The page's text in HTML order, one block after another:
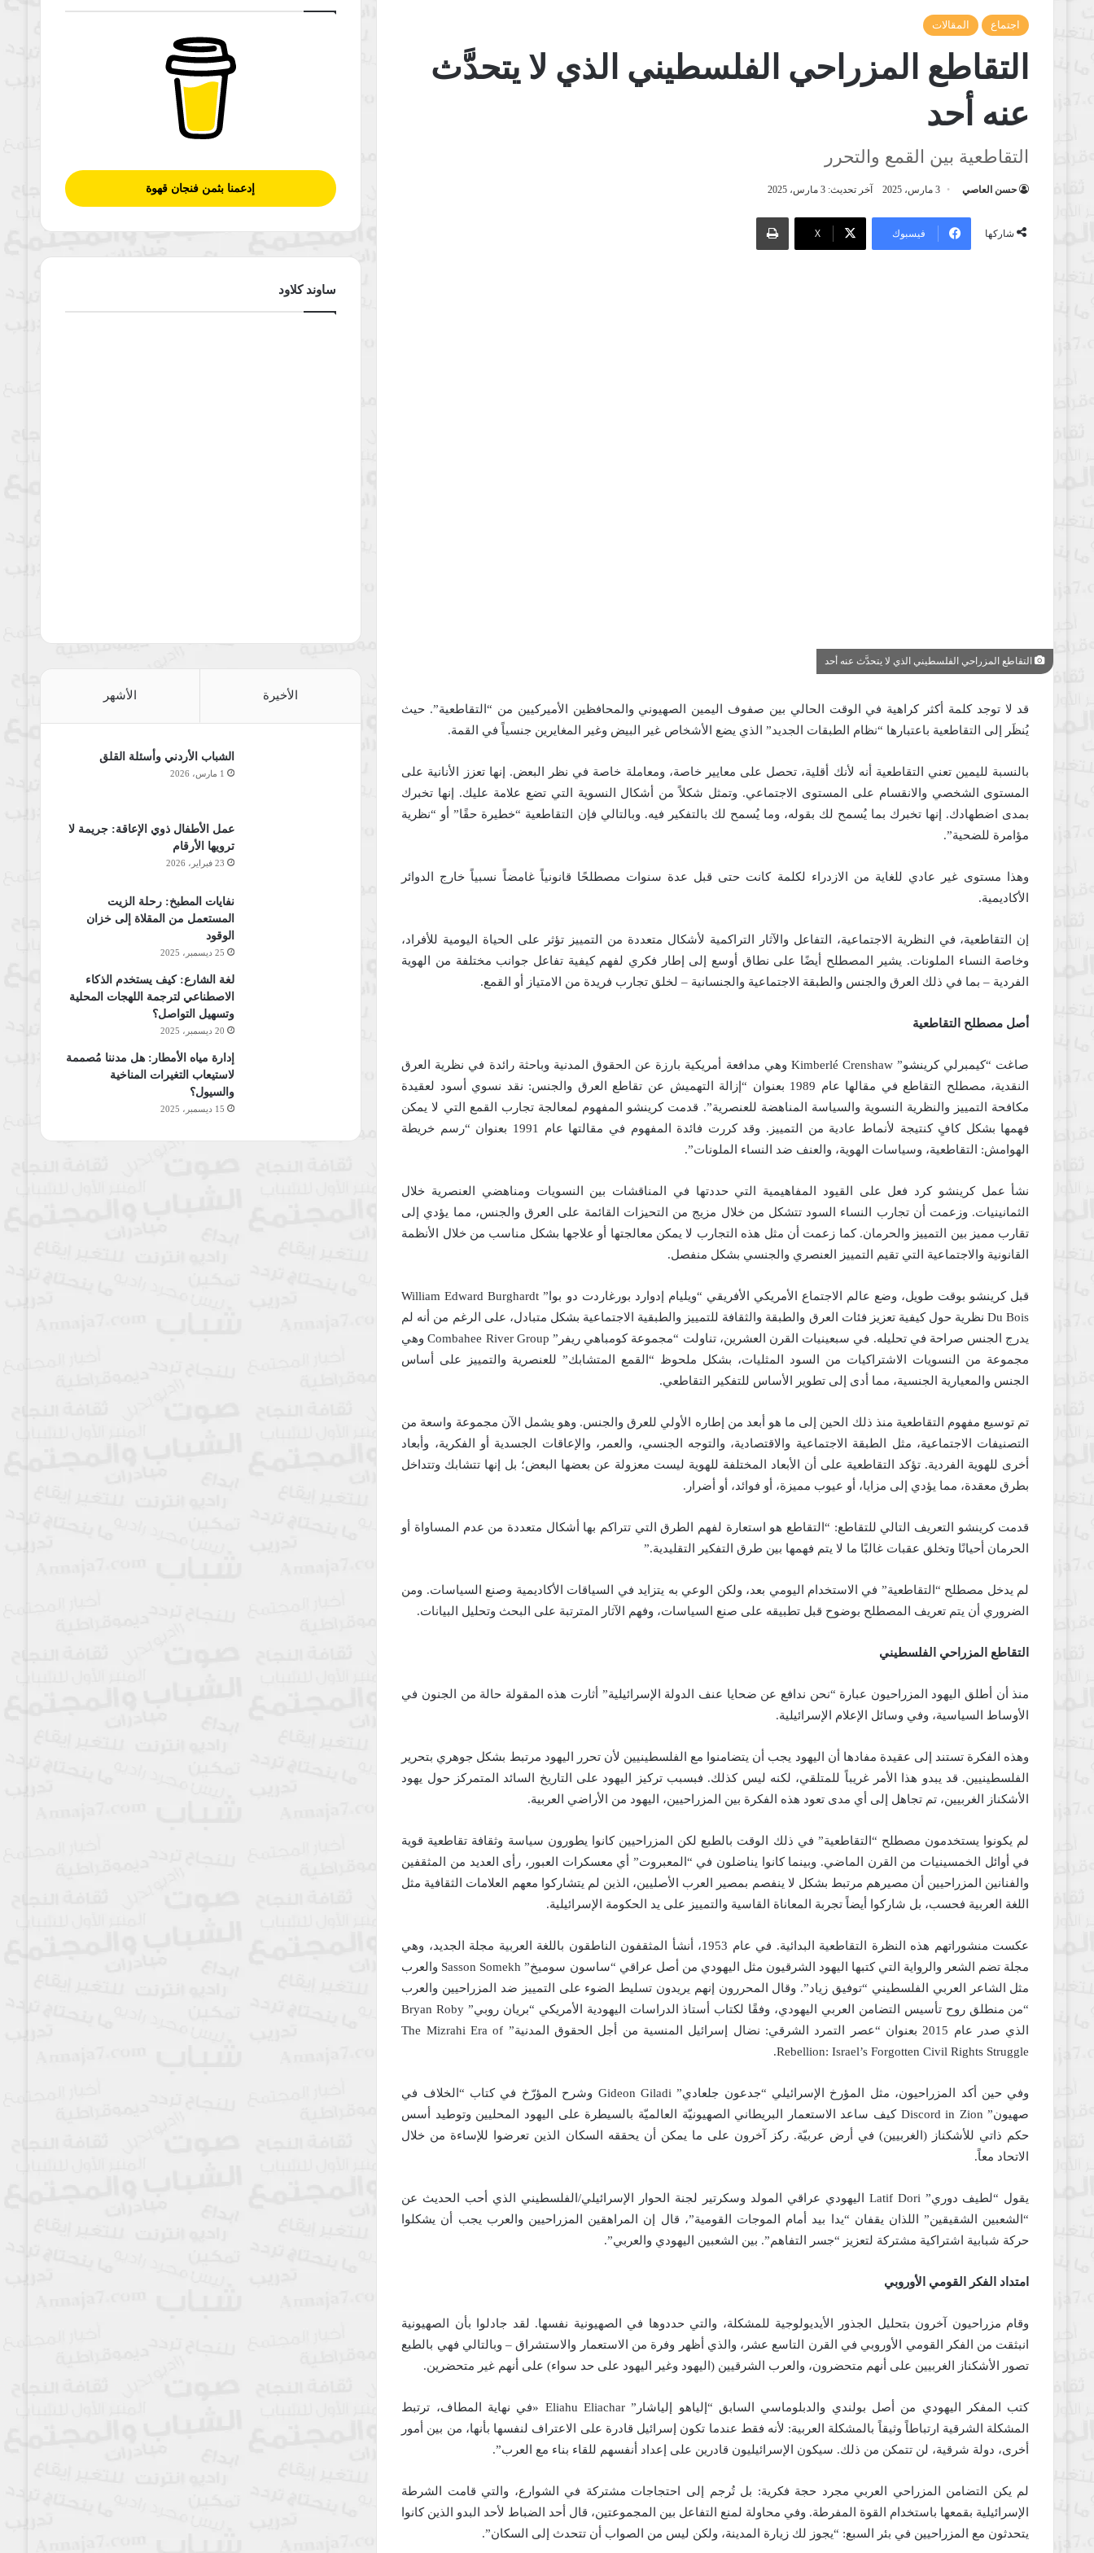
اجتماع المقالات
التقاطع المزراحي الفلسطيني الذي لا يتحدَّث
عنه أحد
التقاطعية بين القمع والتحرر
حسن العاصي 3 مارس، 2025 آخر تحديث: 3 مارس، 2025
شاركها فيسبوك ‫X
طباعة
التقاطع المزراحي الفلسطيني الذي لا يتحدَّث عنه أحد
قد لا توجد كلمة أكثر كراهية في الوقت الحالي بين صفوف اليمين الصهيوني والمحافظين الأميركيين من “التقاطعية”. حيث
يُنظَر إلى التقاطعية باعتبارها “نظام الطبقات الجديد” الذي يضع الأشخاص غير البيض وغير المغايرين جنسياً في القمة.
بالنسبة لليمين تعني التقاطعية أنه لأنك أقلية، تحصل على معايير خاصة، ومعاملة خاصة في نظر البعض. إنها تعزز الأنانية على
المستوى الشخصي والانقسام على المستوى الاجتماعي. وتمثل شكلاً من أشكال النسوية التي تضع علامة عليك. إنها تخبرك
بمدى اضطهادك. إنها تخبرك بما يُسمح لك بقوله، وما يُسمح لك بالتفكير فيه. وبالتالي فإن التقاطعية “خطيرة حقًا” أو “نظرية
مؤامرة للضحية”.
وهذا مستوى غير عادي للغاية من الازدراء لكلمة كانت حتى قبل عدة سنوات مصطلحًا قانونياً غامضاً نسبياً خارج الدوائر
الأكاديمية.
إن التقاطعية، في النظرية الاجتماعية، التفاعل والآثار التراكمية لأشكال متعددة من التمييز تؤثر على الحياة اليومية للأفراد،
وخاصة النساء الملونات. يشير المصطلح أيضًا على نطاق أوسع إلى إطار فكري لفهم كيفية تفاعل جوانب مختلفة من الهوية
الفردية – بما في ذلك العرق والجنس والطبقة الاجتماعية والجنسانية – لخلق تجارب فريدة من الامتياز أو القمع.
أصل مصطلح التقاطعية
صاغت “كيمبرلي كرينشو” Kimberlé Crenshaw وهي مدافعة أمريكية بارزة عن الحقوق المدنية وباحثة رائدة في نظرية العرق
النقدية، مصطلح التقاطع في مقالها عام 1989 بعنوان “إزالة التهميش عن تقاطع العرق والجنس: نقد نسوي أسود لعقيدة
مكافحة التمييز والنظرية النسوية والسياسة المناهضة للعنصرية”. قدمت كرينشو المفهوم لمعالجة تجارب القمع التي لا يمكن
فهمها بشكل كافٍ كنتيجة لأنماط عادية من التمييز. وقد كررت فائدة المفهوم في مقالتها عام 1991 بعنوان “رسم خريطة
الهوامش: التقاطعية، وسياسات الهوية، والعنف ضد النساء الملونات”.
نشأ عمل كرينشو كرد فعل على القيود المفاهيمية التي حددتها في المناقشات بين النسويات ومناهضي العنصرية خلال
الثمانينيات. وزعمت أن تجارب النساء السود تتشكل من خلال مزيج من التحيزات القائمة على العرق والجنس، مما يؤدي إلى
تقارب مميز بين التمييز والحرمان. كما زعمت أن مثل هذه التجارب لا يمكن معالجتها أو علاجها بشكل مناسب من خلال الأنظمة
القانونية والاجتماعية التي تقيم التمييز العنصري والجنسي بشكل منفصل.
قبل كرينشو بوقت طويل، وضع عالم الاجتماع الأمريكي الأفريقي “ويليام إدوارد بورغاردت دو بوا” William Edward Burghardt
Du Bois نظرية حول كيفية تعزيز فئات العرق والطبقة والثقافة للتمييز والطبقية الاجتماعية بشكل متبادل، على الرغم من أنه لم
يدرج الجنس صراحة في تحليله. في سبعينيات القرن العشرين، تناولت “مجموعة كومباهي ريفر” Combahee River Group وهي
مجموعة من النسويات الاشتراكيات من السود المثليات، بشكل ملحوظ “القمع المتشابك” للعنصرية والتمييز على أساس
الجنس والمعيارية الجنسية، مما أدى إلى تطوير الأساس للتفكير التقاطعي.
تم توسيع مفهوم التقاطعية منذ ذلك الحين إلى ما هو أبعد من إطاره الأولي للعرق والجنس. وهو يشمل الآن مجموعة واسعة من
التصنيفات الاجتماعية، مثل الطبقة الاجتماعية والاقتصادية، والتوجه الجنسي، والعمر، والإعاقات الجسدية أو الفكرية، وأبعاد
أخرى للهوية الفردية. تؤكد التقاطعية على أن الأبعاد المختلفة للهوية ليست معزولة عن بعضها البعض؛ بل إنها تتشابك وتتداخل
بطرق معقدة، مما يؤدي إلى مزايا، أو عيوب مميزة، أو فوائد، أو أضرار.
قدمت كرينشو التعريف التالي للتقاطع: “التقاطع هو استعارة لفهم الطرق التي تتراكم بها أشكال متعددة من عدم المساواة أو
الحرمان أحيانًا وتخلق عقبات غالبًا ما لا يتم فهمها بين طرق التفكير التقليدية.”
لم يدخل مصطلح “التقاطعية” في الاستخدام اليومي بعد، ولكن الوعي به يتزايد في السياقات الأكاديمية وصنع السياسات. ومن
الضروري أن يتم تعريف المصطلح بوضوح قبل تطبيقه على صنع السياسات، وفهم الآثار المترتبة على البحث وتحليل البيانات.
التقاطع المزراحي الفلسطيني
منذ أن أطلق اليهود المزراحيون عبارة “نحن ندافع عن ضحايا عنف الدولة الإسرائيلية” أثارت هذه المقولة حالة من الجنون في
الأوساط السياسية، وفي وسائل الإعلام الإسرائيلية.
وهذه الفكرة تستند إلى عقيدة مفادها أن اليهود يجب أن يتضامنوا مع الفلسطينيين لأن تحرر اليهود مرتبط بشكل جوهري بتحرير
الفلسطينيين. قد يبدو هذا الأمر غريباً للمتلقي، لكنه ليس كذلك. فبسبب تركيز اليهود على التاريخ السائد المتمركز حول يهود
الأشكناز الغربيين، تم تجاهل إلى أي مدى تعود هذه الفكرة بين المزراحيين، اليهود من الأراضي العربية.
لم يكونوا يستخدمون مصطلح “التقاطعية” في ذلك الوقت بالطبع لكن المزراحيين كانوا يطورون سياسة وثقافة تقاطعية قوية
في أوائل الخمسينيات من القرن الماضي. وبينما كانوا يناضلون في “المعبروت” أي معسكرات العبور، رأى العديد من المثقفين
والفنانين المزراحيين أن مصيرهم مرتبط بشكل لا ينفصم بمصير العرب الأصليين، الذين لم يتشاركوا معهم العلامات الثقافية مثل
اللغة العربية فحسب، بل شاركوا أيضاً تجربة المعاناة القاسية والتمييز على يد الحكومة الإسرائيلية.
عكست منشوراتهم هذه النظرة التقاطعية البدائية. في عام 1953، أنشأ المثقفون الناطقون باللغة العربية مجلة الجديد، وهي
مجلة تضم الشعر والرواية التي كتبها اليهود الشرقيون مثل اليهودي من أصل عراقي “ساسون سوميخ” Sasson Somekh والعرب
مثل الشاعر العربي الفلسطيني “توفيق زياد”. وقال المحررون إنهم يريدون تسليط الضوء على التمييز ضد المزراحيين والعرب
“من منطلق روح تأسيس التضامن العربي اليهودي، وفقًا لكتاب أستاذ الدراسات اليهودية الأمريكي “بريان روبي” Bryan Roby
الذي صدر عام 2015 بعنوان “عصر التمرد الشرقي: نضال إسرائيل المنسية من أجل الحقوق المدنية” The Mizrahi Era of
Rebellion: Israel’s Forgotten Civil Rights Struggle.
وفي حين أكد المزراحيون، مثل المؤرخ الإسرائيلي “جدعون جلعادي” Gideon Giladi وشرح المؤرّخ في كتاب “الخلاف في
صهيون” Discord in Zion كيف ساعد الاستعمار البريطاني الصهيونيّة العالميّة بالسيطرة على اليهود المحليين وتوطيد أسس
حكم ذاتي للأشكناز (الغربيين) في أرض عربيّة. ركز آخرون على ما يمكن أن يحققه السكان الذين تعرضوا للإساءة من خلال
الاتحاد معاً.
يقول “لطيف دوري” Latif Dori
اليهودي عراقي المولد وسكرتير لجنة الحوار الإسرائيلي/الفلسطيني الذي أحب الحديث عن
“الشعبين الشقيقين” اللذان يقفان “يدا بيد أمام الموجات القومية”، قال إن المراهقين المزراحيين والعرب يجب أن يشكلوا
حركة شبابية اشتراكية مشتركة لتعزيز “جسر التفاهم”. بين الشعبين اليهودي والعربي”.
امتداد الفكر القومي الأوروبي
وقام مزراحيون آخرون بتحليل الجذور الأيديولوجية للمشكلة، والتي حددوها في الصهيونية نفسها. لقد جادلوا بأن الصهيونية
انبثقت من الفكر القومي الأوروبي في القرن التاسع عشر، والذي أظهر وفرة من الاستعمار والاستشراق – وبالتالي فهي بالطبع
تصور الأشكناز الغربيين على أنهم متحضرون، والعرب الشرقيين (اليهود وغير اليهود على حد سواء) على أنهم غير متحضرين.
كتب المفكر اليهودي من أصل بولندي والدبلوماسي السابق “إلياهو إلياشار” Eliahu Eliachar «في نهاية المطاف، ترتبط
المشكلة الشرقية ارتباطاً وثيقاً بالمشكلة العربية: لأنه فقط عندما تكون إسرائيل قادرة على الاعتراف لنفسها بأنها، من بين أمور
أخرى، دولة شرقية، لن تتمكن من ذلك. سيكون الإسرائيليون قادرين على إعداد أنفسهم للقاء بناء مع العرب”.
لم يكن التضامن المزراحي العربي مجرد حجة فكرية: بل تُرجم إلى احتجاجات مشتركة في الشوارع، والتي قامت الشرطة
الإسرائيلية بقمعها باستخدام القوة المفرطة. وفي محاولة لمنع التفاعل بين المجموعتين، قال أحد الضباط لأحد البدو الذين كانوا
يتحدثون مع المزراحيين في بئر السبع: “يجوز لك زيارة المدينة، ولكن ليس من الصواب أن تتحدث إلى السكان”.
إدعمنا بثمن فنجان قهوة
ساوند كلاود
الأخيرة الأشهر
الشباب الأردني وأسئلة القلق
1 مارس، 2026
عمل الأطفال ذوي الإعاقة: جريمة لا
ترويها الأرقام
23 فبراير، 2026
نفايات المطبخ: رحلة الزيت
المستعمل من المقلاة إلى خزان
الوقود
25 ديسمبر، 2025
لغة الشارع: كيف يستخدم الذكاء
الاصطناعي لترجمة اللهجات المحلية
وتسهيل التواصل؟
20 ديسمبر، 2025
إدارة مياه الأمطار: هل مدننا مُصممة
لاستيعاب التغيرات المناخية
والسيول؟
15 ديسمبر، 2025